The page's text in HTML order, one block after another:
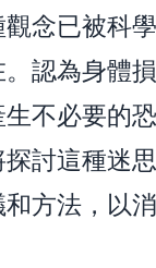
念已被科
認為身體
不必要的
討這種迷
方法，以